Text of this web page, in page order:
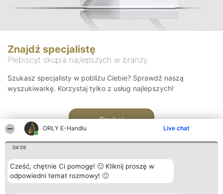
ORŁY E-Handlu Live chat
04:59
Cześć, chętnie Ci pomogę! 🙂 Kliknij proszę w
odpowiedni temat rozmowy! 🙂
Znajdź specjalistę
Plebiscyt skupia najlepszych w branży
Szukasz specjalisty w pobliżu Ciebie? Sprawdź naszą
wyszukiwarkę. Korzystaj tylko z usług najlepszych!
Szukaj